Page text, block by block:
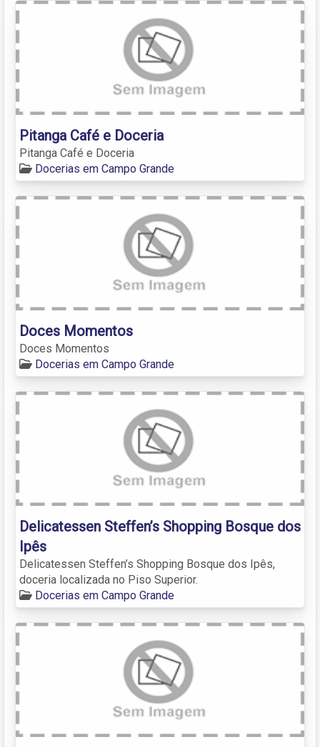
Pitanga Café e Doceria
Pitanga Café e Doceria
Docerias em Campo Grande
Doces Momentos
Doces Momentos
Docerias em Campo Grande
Delicatessen Steffen’s Shopping Bosque dos
Ipês
Delicatessen Steffen’s Shopping Bosque dos Ipês,
doceria localizada no Piso Superior.
Docerias em Campo Grande